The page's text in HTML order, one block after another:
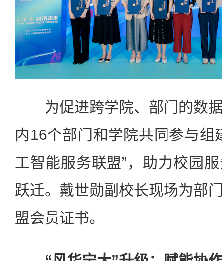
为促进跨学院、部门的数据
内16个部门和学院共同参与组
工智能服务联盟”，助力校园
跃迁。戴世勋副校长现场为部
盟会员证书。